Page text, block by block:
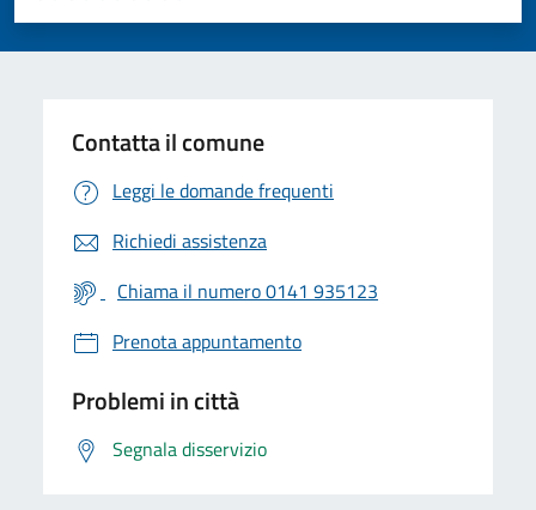
Valuta 5 stelle su 5
Valuta 4 stelle su 5
Valuta 3 stelle su 5
Valuta 2 stelle su 5
Valuta 1 stelle su 5
Contatta il comune
Leggi le domande frequenti
Richiedi assistenza
Chiama il numero 0141 935123
Prenota appuntamento
Problemi in città
Segnala disservizio